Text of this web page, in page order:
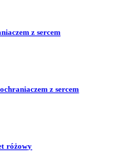
z sercem
z sercem
różowy